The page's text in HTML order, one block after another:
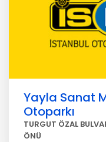
Yayla Sanat
Otoparkı
TURGUT ÖZAL
ÖNÜ